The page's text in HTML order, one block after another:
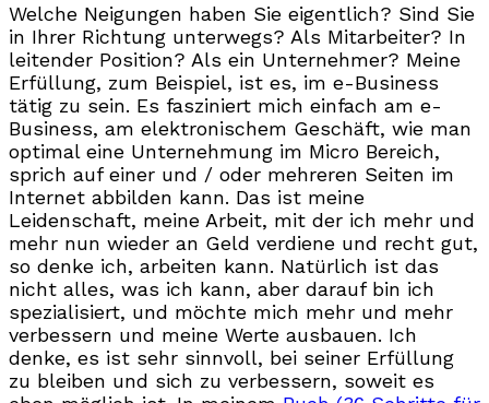
Welche Neigungen haben Sie eigentlich? Sind Sie
in Ihrer Richtung unterwegs? Als Mitarbeiter? In
leitender Position? Als ein Unternehmer? Meine
Erfüllung, zum Beispiel, ist es, im e-Business
tätig zu sein. Es fasziniert mich einfach am e-
Business, am elektronischem Geschäft, wie man
optimal eine Unternehmung im Micro Bereich,
sprich auf einer und / oder mehreren Seiten im
Internet abbilden kann. Das ist meine
Leidenschaft, meine Arbeit, mit der ich mehr und
mehr nun wieder an Geld verdiene und recht gut,
so denke ich, arbeiten kann. Natürlich ist das
nicht alles, was ich kann, aber darauf bin ich
spezialisiert, und möchte mich mehr und mehr
verbessern und meine Werte ausbauen. Ich
denke, es ist sehr sinnvoll, bei seiner Erfüllung
zu bleiben und sich zu verbessern, soweit es